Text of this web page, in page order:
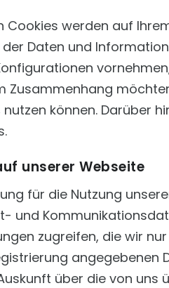
Cookies werden auf
Daten und
Zusammenhang
können. Darüber
unserer Webseite
für die Nutzung
und
zugreifen, die wir
angegebenen
über die von uns